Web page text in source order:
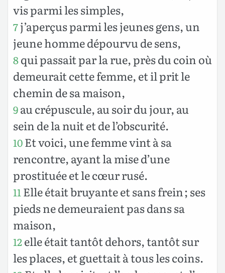
vis parmi les simples,
7j’aperçus parmi les jeunes gens, un
jeune homme dépourvu de sens,
8qui passait par la rue, près du coin où
demeurait cette femme, et il prit le
chemin de sa maison,
9au crépuscule, au soir du jour, au
sein de la nuit et de l’obscurité.
10Et voici, une femme vint à sa
rencontre, ayant la mise d’une
prostituée et le cœur rusé.
11 Elle était bruyante et sans frein ; ses
pieds ne demeuraient pas dans sa
maison,
12elle était tantôt dehors, tantôt sur
les places, et guettait à tous les coins.